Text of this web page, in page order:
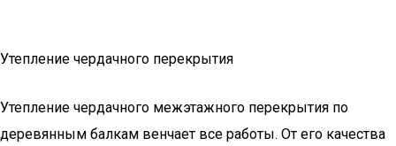
Утепление чердачного перекрытия
Утепление чердачного межэтажного перекрытия по
деревянным балкам венчает все работы. От его качества